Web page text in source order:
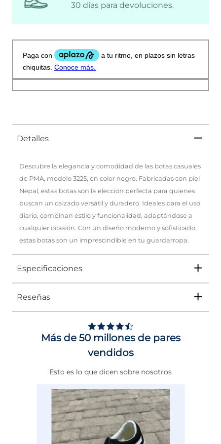
30 días para devoluciones.
Detalles
Descubre la elegancia y comodidad de las botas casuales
de PMA, modelo 3225, en color negro. Fabricadas con piel
Nepal, estas botas son la elección perfecta para quienes
buscan un calzado versátil y duradero. Ideales para el uso
diario, combinan estilo y funcionalidad, adaptándose a
cualquier ocasión. Con un diseño moderno y sofisticado,
estas botas son un imprescindible en tu guardarropa.
Especificaciones
Tipo
Género Hombre
DE 0 A 4 cms
NORMAL
NEGRO
Especificaciones CASCO DE POLIAMIDA
Reseñas
Basado en1 opiniones
sometidas a control
Ver todas las reseñas de este sitio
estrellas
1
estrellas
0
0
estrellas
0
Opinión del
experiencia del
Útil(0) Informe
Más de 50 millones de pares
vendidos
Esto es lo que dicen sobre nosotros